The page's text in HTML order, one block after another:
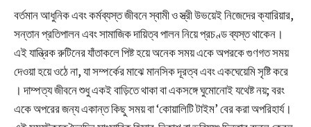
বর্তমান আধুনিক এবং কর্মব্যস্ত জীবনে স্বামী ও স্ত্রী উভয়েই নিজেদের ক্যারিয়ার,
সন্তান প্রতিপালন এবং সামাজিক দায়িত্ব পালন নিয়ে প্রচণ্ড ব্যস্ত থাকেন।
এই যান্ত্রিক রুটিনের যাঁতাকলে পিষ্ট হয়ে অনেক সময় একে অপরকে গুণগত সময়
দেওয়া হয়ে ওঠে না, যা সম্পর্কের মাঝে মানসিক দূরত্ব এবং একঘেয়েমি সৃষ্টি করে
। দাম্পত্য জীবনে শুধু একই বাড়িতে থাকা বা একসঙ্গে ঘুমোনোই যথেষ্ট নয়; বরং
একে অপরের জন্য একান্ত কিছু সময় বা ‘কোয়ালিটি টাইম’ বের করা অপরিহার্য।